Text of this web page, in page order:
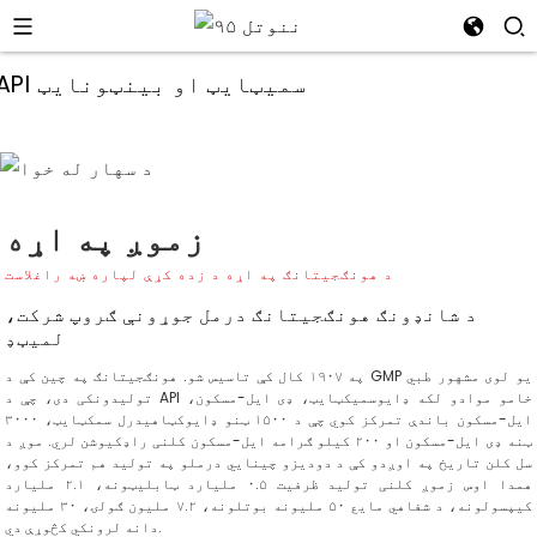
زموږ په اړه
د هونګجیتانګ په اړه د زده کړې لپاره ښه راغلاست
د شانډونګ هونګجیتانګ درمل جوړونې ګروپ شرکت،
لمیټډ
په ۱۹۰۷ کال کې تاسیس شو. هونګجیتانګ په چین کې د GMP یو لوی مشهور طبي
تولیدونکی دی، چې د API خامو موادو لکه ډایوسمیکټایټ، ډی ایل-مسکون،
ایل-مسکون باندې تمرکز کوي چې د ۱۵۰۰ ټنو ډایوکټاهیدرل سمکټایټ، ۳۰۰۰
ټنه ډی ایل-مسکون او ۲۰۰ کیلو ګرامه ایل-مسکون کلنی راډکیوشن لري. موږ د
سل کلن تاریخ په اوږدو کې د دودیزو چینایي درملو په تولید هم تمرکز کوو،
همدا اوس زموږ کلنی تولید ظرفیت ۰.۵ ملیارد ټابلیټونه، ۲.۱ ملیارد
کیپسولونه، د شفاهي مایع ۵۰ ملیونه بوتلونه، ۷.۲ ملیون ګولۍ، ۳۰ ملیونه
دانه لرونکي کڅوړې دي.